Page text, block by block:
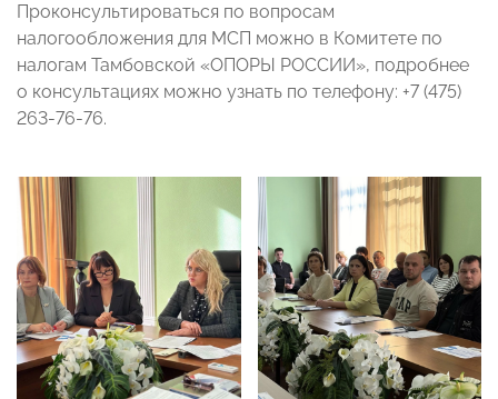
Проконсультироваться по вопросам
налогообложения для МСП можно в Комитете по
налогам Тамбовской «ОПОРЫ РОССИИ», подробнее
о консультациях можно узнать по телефону: +7 (475)
263-76-76.